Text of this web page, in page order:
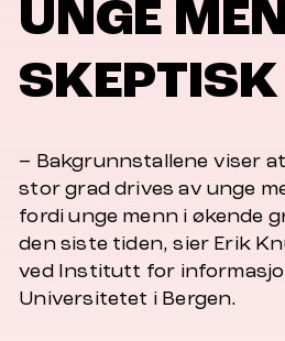
UNGE
SKEPTISK
– Bakgrunnstallene viser
stor grad drives av unge
fordi unge menn i økende
den siste tiden, sier Erik
ved Institutt for
Universitetet i Bergen.